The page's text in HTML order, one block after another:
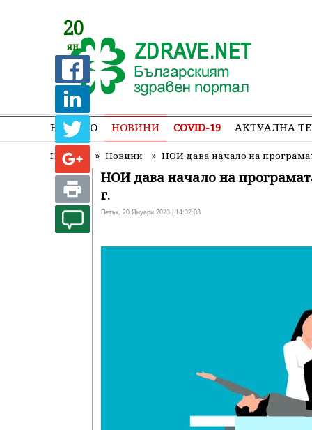
НАЧАЛО НОВИНИ COVID-19 АКТУАЛНА
Начало » Новини » НОИ дава начало на
20
ян
НОИ дава начало на
г.
Петък, 20 Януари 2023 | 14:32:03